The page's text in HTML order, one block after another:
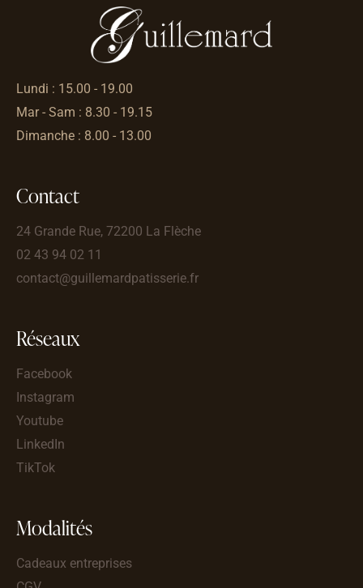
Lundi : 15.00 - 19.00
Mar - Sam : 8.30 - 19.15
Dimanche : 8.00 - 13.00
Contact
24 Grande Rue, 72200 La Flèche
02 43 94 02 11
contact@guillemardpatisserie.fr
Réseaux
Facebook
Instagram
Youtube
LinkedIn
TikTok
Modalités
Cadeaux entreprises